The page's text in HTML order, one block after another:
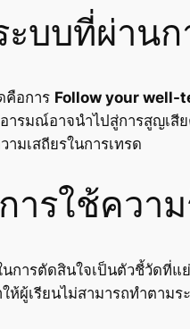
บบที่ผ่าน
คือการ Follow your well-
ารมณ์อาจนำไปสู่การสูญเสี
ามเสถียรในการเทรด
ารใช้ควา
การตัดสินใจเป็นตัวชี้วัดที่แ
ห้ผู้เรียนไม่สามารถทำตาม